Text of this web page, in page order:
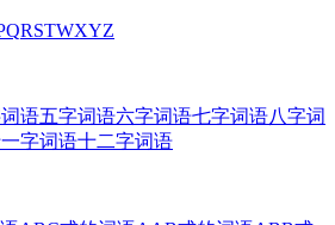
QRSTWXYZ
语五字词语六字词语七字词语八字词
字词语十二字词语